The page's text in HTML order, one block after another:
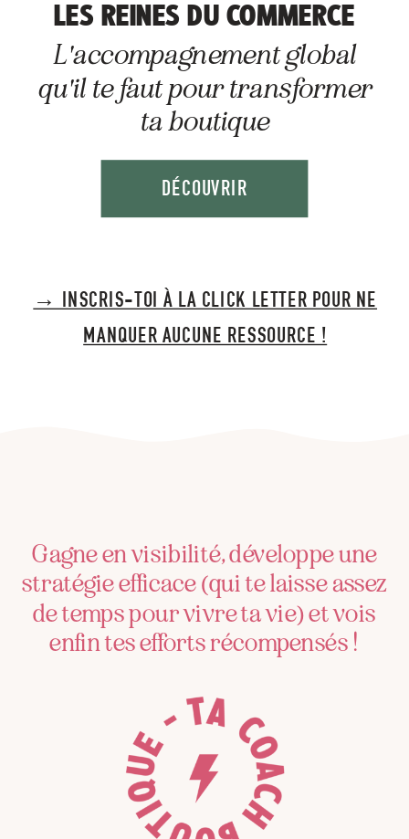
L'accompagnement global
qu'il te faut pour transformer
ta boutique
LES REINES DU COMMERCE
DÉCOUVRIR
→ INSCRIS-TOI À LA CLICK LETTER POUR NE
MANQUER AUCUNE RESSOURCE !
Gagne en visibilité, développe une
stratégie efficace (qui te laisse assez
de temps pour vivre ta vie) et vois
enfin tes efforts récompensés !